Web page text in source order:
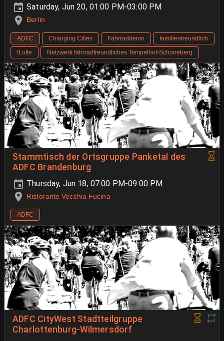
Saturday, Jun 20, 01:00 PM-03:00 PM
Berlin
ADFC Changing Cities Fahrraddemo
familienfreundlich
fLotte
Netzwerk fahrradfreundliches Tempelhof-Schöneberg
Stammtisch der Ortsgruppe Panketal des
ADFC Brandenburg
Thursday, Jun 18, 07:00 PM-09:00 PM
Ristorante Vecchia Fucina
ADFC
ADFC CityWest Stadtteilgruppe
Charlottenburg-Wilmersdorf